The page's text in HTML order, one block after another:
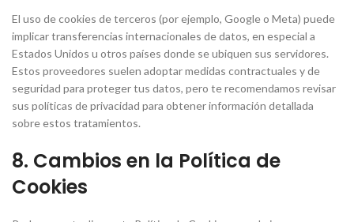
El uso de cookies de terceros (por ejemplo, Google o Meta) puede
implicar transferencias internacionales de datos, en especial a
Estados Unidos u otros países donde se ubiquen sus servidores.
Estos proveedores suelen adoptar medidas contractuales y de
seguridad para proteger tus datos, pero te recomendamos revisar
sus políticas de privacidad para obtener información detallada
sobre estos tratamientos.
8. Cambios en la Política de
Cookies